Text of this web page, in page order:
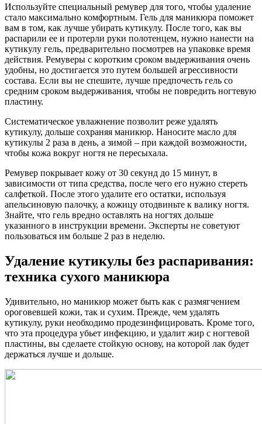
Используйте специальный ремувер для того, чтобы удаление
стало максимально комфортным. Гель для маникюра поможет
вам в том, как лучше убирать кутикулу. После того, как вы
распарили ее и протерли руки полотенцем, нужно нанести на
кутикулу гель, предварительно посмотрев на упаковке время
действия. Ремуверы с коротким сроком выдерживания очень
удобны, но достигается это путем большей агрессивности
состава. Если вы не спешите, лучше предпочесть гель со
средним сроком выдерживания, чтобы не повредить ногтевую
пластину.
Систематическое увлажнение позволит реже удалять
кутикулу, дольше сохраняя маникюр. Наносите масло для
кутикулы 2 раза в день, а зимой – при каждой возможности,
чтобы кожа вокруг ногтя не пересыхала.
Ремувер покрывает кожу от 30 секунд до 15 минут, в
зависимости от типа средства, после чего его нужно стереть
салфеткой. После этого удалите его остатки, используя
апельсиновую палочку, а кожицу отодвиньте к валику ногтя.
Знайте, что гель вредно оставлять на ногтях дольше
указанного в инструкции времени. Эксперты не советуют
пользоваться им больше 2 раз в неделю.
Удаление кутикулы без распаривания:
техника сухого маникюра
Удивительно, но маникюр может быть как с размягчением
ороговевшей кожи, так и сухим. Прежде, чем удалять
кутикулу, руки необходимо продезинфицировать. Кроме того,
что эта процедура убьет инфекцию, и удалит жир с ногтевой
пластины, вы сделаете стойкую основу, на которой лак будет
держаться лучше и дольше.